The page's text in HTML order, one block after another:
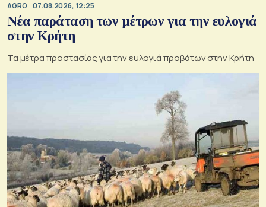
AGRO 07.08.2026, 12:25
Νέα παράταση των μέτρων για την ευλογιά
στην Κρήτη
Τα μέτρα προστασίας για την ευλογιά προβάτων στην Κρήτη